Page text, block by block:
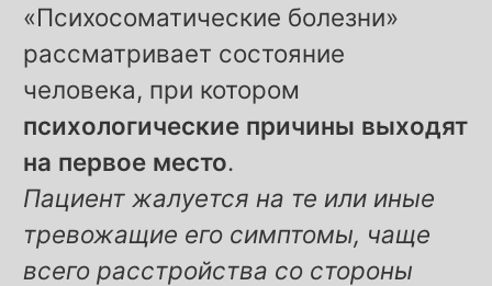
«Психосоматические болезни»
рассматривает состояние
человека, при котором
психологические причины выходят
на первое место.
Пациент жалуется на те или иные
тревожащие его симптомы, чаще
всего расстройства со стороны